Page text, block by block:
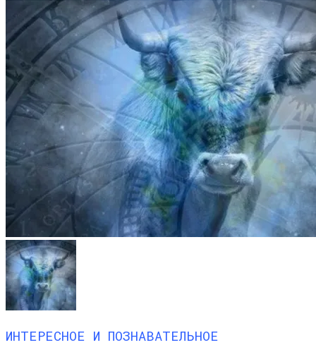
ИНТЕРЕСНОЕ И ПОЗНАВАТЕЛЬНОЕ